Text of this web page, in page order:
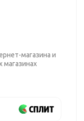
магазина и
магазинах